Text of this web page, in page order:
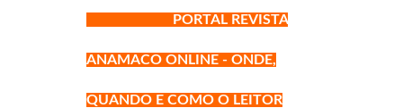
PORTAL REVISTA
ANAMACO ONLINE - ONDE,
QUANDO E COMO O LEITOR